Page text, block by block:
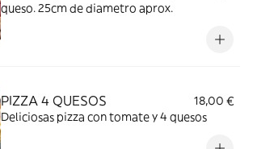
queso. 25cm de diametro aprox.
PIZZA 4 QUESOS
18,00 €
Deliciosas pizza con tomate y 4 quesos